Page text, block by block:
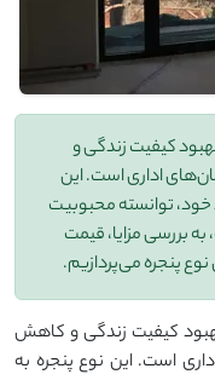
کیفیت زندگی و
اداری است. این
توانسته محبوبیت
به بررسی مزایا، قیمت
پنجره می‌پردازیم.
کیفیت زندگی و کاهش
است. این نوع پنجره به